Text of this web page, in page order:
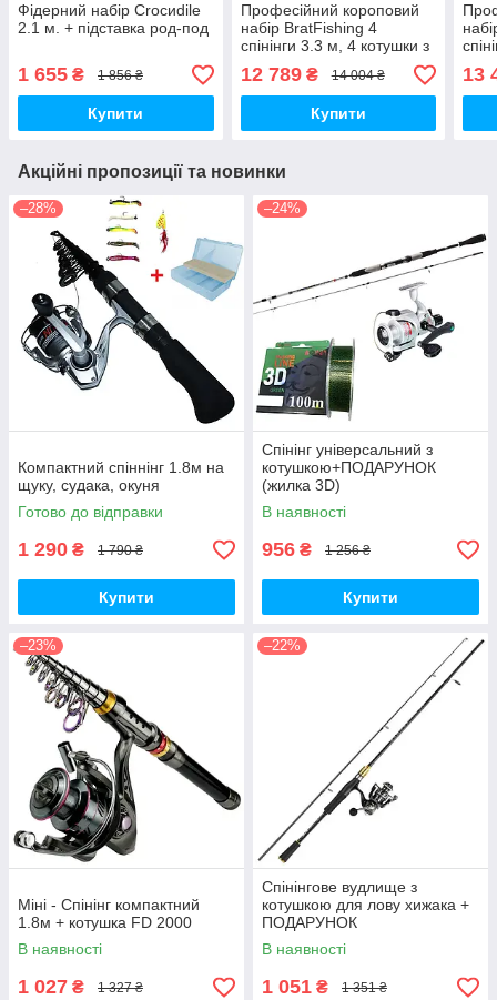
Фідерний набір Croсиdile
2.1 м. + підставка род-под
1 655 ₴ 1 856 ₴
Купити
Професійний короповий
набір BratFishing 4
спінінги 3.3 м, 4 котушки з
бейтранером, 4 волосіні,
род-под
12 789₴ 14 004 ₴
Купити
13
Акційні пропозиції та новинки
–28%
Компактний спіннінг 1.8м на
щуку, судака, окуня
Готово до відправки
1 290 ₴ 1 790 ₴
Купити
–24%
Спінінг універсальний з
котушкою+ПОДАРУНОК
(жилка 3D)
В наявності
956 ₴ 1 256 ₴
Купити
–23%
Міні - Спінінг компактний
1.8м + котушка FD 2000
В наявності
1 027 ₴ 1 327 ₴
–22%
Спінінгове вудлище з
котушкою для лову хижака +
ПОДАРУНОК
В наявності
1 051 ₴ 1 351 ₴